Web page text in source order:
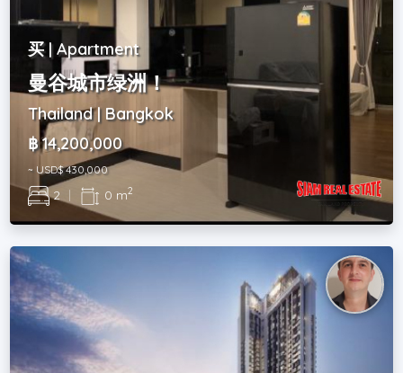
买 | Apartment
曼谷城市绿洲！
Thailand | Bangkok
฿ 14,200,000
~ USD$ 430,000
2 | 0 m2